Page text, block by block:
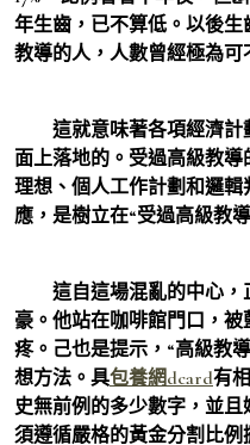
年生齒，已不算低。以後
教導的人，人數曾經極為可
這就意味著各項經濟計
面上落地的。受過高級教導
理想、個人工作計劃和邏
應，是樹立在“受過高級教
這自這場混亂的中心，
豪。他站在咖啡館門口，被
疼。己也是提示，“高級教
想方法。具包養網dcard有
史無前例的多少數字，並
須遵循嚴格的黃金分割比